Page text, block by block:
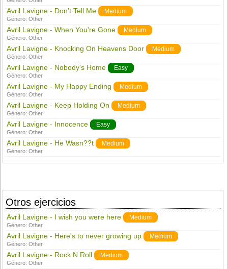
Avril Lavigne - Don't Tell Me Medium
Género:Other
Avril Lavigne - When You're Gone Medium
Género:Other
Avril Lavigne - Knocking On Heavens Door Medium
Género:Other
Avril Lavigne - Nobody's Home Easy
Género:Other
Avril Lavigne - My Happy Ending Medium
Género:Other
Avril Lavigne - Keep Holding On Medium
Género:Other
Avril Lavigne - Innocence Easy
Género:Other
Avril Lavigne - He Wasn??t Medium
Género:Other
Otros ejercicios
Avril Lavigne - I wish you were here Medium
Género:Other
Avril Lavigne - Here's to never growing up Medium
Género:Other
Avril Lavigne - Rock N Roll Medium
Género:Other